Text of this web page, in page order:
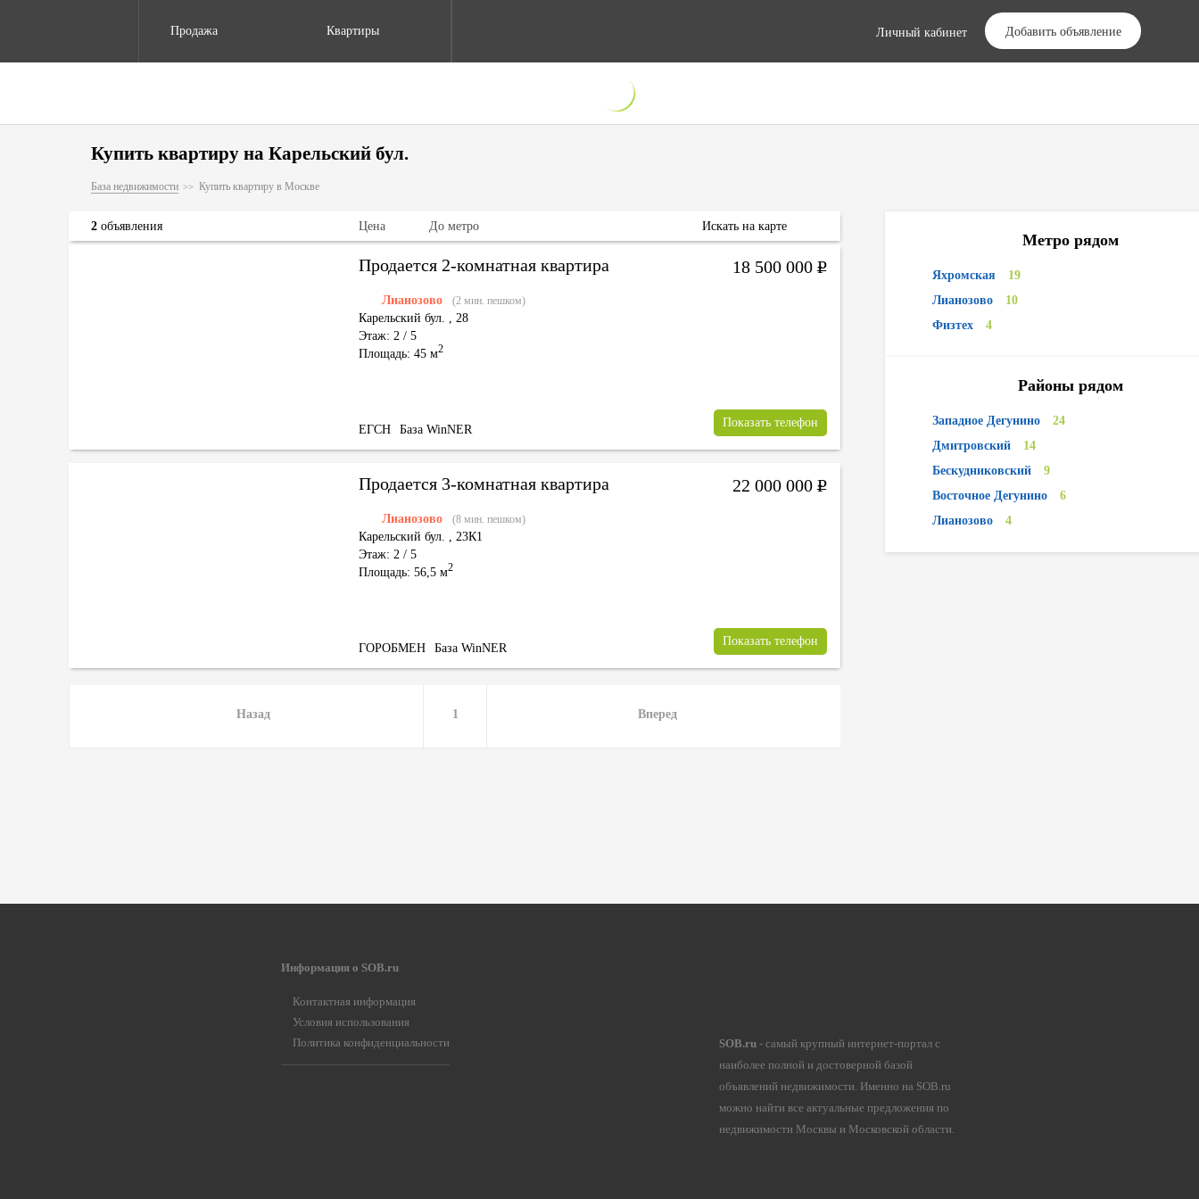
Продажа Квартиры Личный кабинет Добавить объявление
Купить квартиру на Карельский бул.
База недвижимости Купить квартиру в Москве
Продается 2-комнатная квартира
Лианозово (2 мин. пешком)
Карельский бул. , 28
Этаж: 2 / 5
Площадь: 45 м2
18 500 000Р
ЕГСН База WinNER
Показать телефон
Продается 3-комнатная квартира
Лианозово (8 мин. пешком)
Карельский бул. , 23К1
Этаж: 2 / 5
Площадь: 56,5 м2
22 000 000Р
ГОРОБМЕН База WinNER
Показать телефон
2 объявления Цена До метро Искать на карте
Метро рядом
Яхромская
19
Лианозово
10
Физтех
4
Районы рядом
Западное Дегунино
24
Дмитровский
14
Бескудниковский
9
Восточное Дегунино
6
Лианозово
4
Назад 1 Вперед
Информация о SOB.ru
Контактная информация
Условия использования
Политика конфиденциальности
SOB.ru- самый крупный интернет-портал с
наиболее полной и достоверной базой
объявлений недвижимости. Именно на SOB.ru
можно найти все актуальные предложения по
недвижимости Москвы и Московской области.